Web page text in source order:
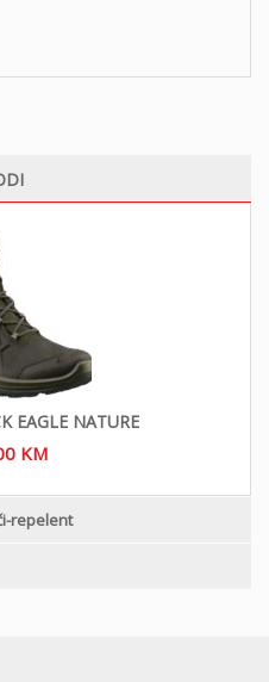
EAGLE NATURE
KM
repelent